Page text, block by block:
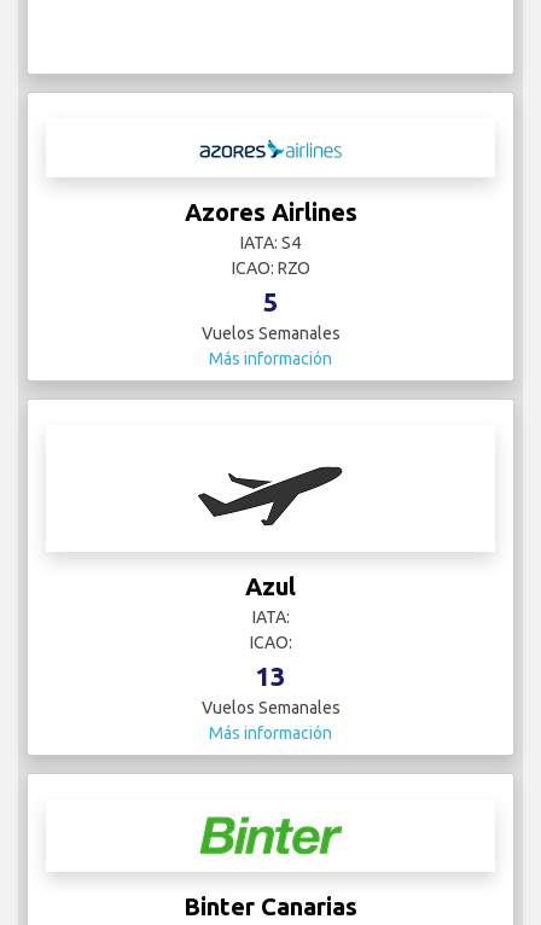
Azores Airlines
IATA: S4
ICAO: RZO
5
Vuelos Semanales
Más información
Azul
IATA:
ICAO:
13
Vuelos Semanales
Más información
Binter Canarias